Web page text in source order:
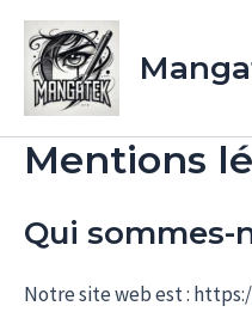
Aller
contenu
Mentions
Qui sommes-
Notre site web est :